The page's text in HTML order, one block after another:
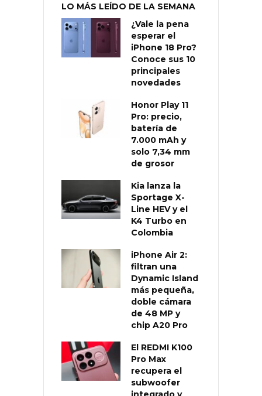
LO MÁS LEÍDO DE LA SEMANA
¿Vale la pena
esperar el
iPhone 18 Pro?
Conoce sus 10
principales
novedades
Honor Play 11
Pro: precio,
batería de
7.000 mAh y
solo 7,34 mm
de grosor
Kia lanza la
Sportage X-
Line HEV y el
K4 Turbo en
Colombia
iPhone Air 2:
filtran una
Dynamic Island
más pequeña,
doble cámara
de 48 MP y
chip A20 Pro
El REDMI K100
Pro Max
recupera el
subwoofer